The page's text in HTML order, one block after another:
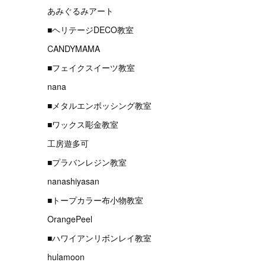
あみぐるみアート
■ヘリテージDECO教室
CANDYMAMA
■フェイクスイーツ教室
nana
■メタルエンボッシング教室
■ワックス彫金教室
工房遊多可
■プラバンレジン教室
nanashiyasan
■トープカラー布小物教室
OrangePeel
■ハワイアンリボンレイ教室
hulamoon